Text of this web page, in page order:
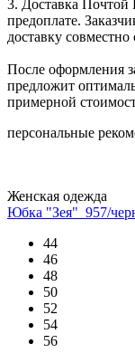
3. Доставка Почтой
предоплате.
доставку совместно
После оформления
предложит
примерной
персональные
Женская одежда
Юбка "Зея"_957/
44
46
48
50
52
54
56